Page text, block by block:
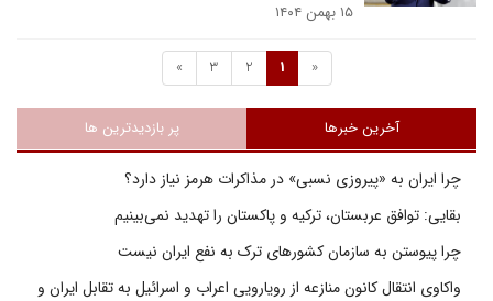
۱۵ بهمن ۱۴۰۴
«
1
2
3
»
آخرین خبرها پر بازدیدترین ها
چرا ایران به «پیروزی نسبی» در مذاکرات هرمز نیاز دارد؟
بقایی: توافق عربستان، ترکیه و پاکستان را تهدید نمی‌بینیم
چرا پیوستن به سازمان کشورهای ترک به نفع ایران نیست
واکاوی انتقال کانون منازعه از رویارویی اعراب و اسرائیل به تقابل ایران و